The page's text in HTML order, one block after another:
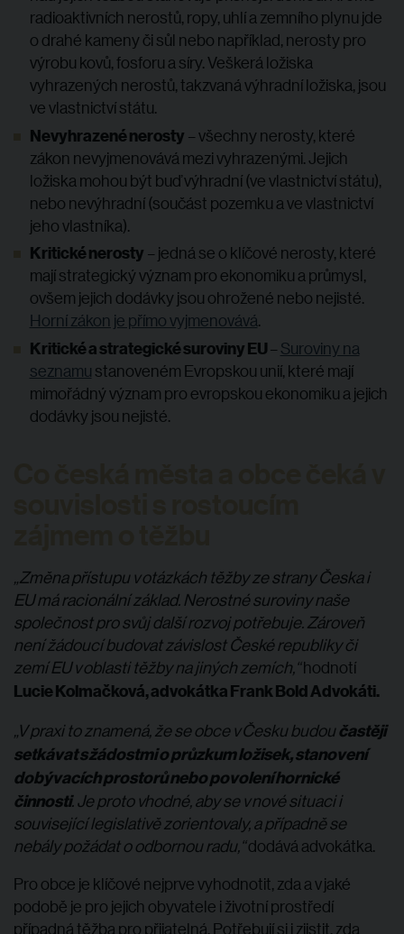
radioaktivních nerostů, ropy, uhlí a zemního plynu jde
o drahé kameny či sůl nebo například, nerosty pro
výrobu kovů, fosforu a síry. Veškerá ložiska
vyhrazených nerostů, takzvaná výhradní ložiska, jsou
ve vlastnictví státu.
Nevyhrazené nerosty – všechny nerosty, které
zákon nevyjmenovává mezi vyhrazenými. Jejich
ložiska mohou být buď výhradní (ve vlastnictví státu),
nebo nevýhradní (součást pozemku a ve vlastnictví
jeho vlastníka).
Kritické nerosty – jedná se o klíčové nerosty, které
mají strategický význam pro ekonomiku a průmysl,
ovšem jejich dodávky jsou ohrožené nebo nejisté.
Horní zákon je přímo vyjmenovává.
Kritické a strategické suroviny EU– Suroviny na
seznamu stanoveném Evropskou unií, které mají
mimořádný význam pro evropskou ekonomiku a jejich
dodávky jsou nejisté.
„Změna přístupu v otázkách těžby ze strany Česka i
EU má racionální základ. Nerostné suroviny naše
společnost pro svůj další rozvoj potřebuje. Zároveň
není žádoucí budovat závislost České republiky či
zemí EU v oblasti těžby na jiných zemích,“hodnotí
Lucie Kolmačková, advokátka Frank Bold Advokáti.
„V praxi to znamená, že se obce v Česku budoučastěji
setkávat s žádostmi o průzkum ložisek, stanovení
dobývacích prostorů nebo povolení hornické
činnosti. Je proto vhodné, aby se v nové situaci i
související legislativě zorientovaly, a případně se
nebály požádat o odbornou radu,“dodává advokátka.
Pro obce je klíčové nejprve vyhodnotit, zda a v jaké
podobě je pro jejich obyvatele i životní prostředí
případná těžba pro přijatelná. Potřebují si i zjistit, zda